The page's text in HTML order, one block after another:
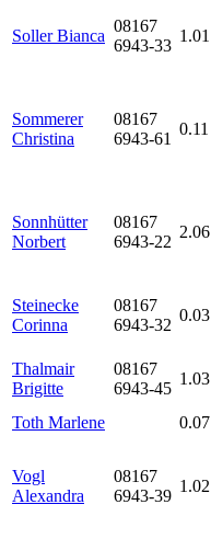
Soller Bianca
08167
6943-33
1.01
Sommerer
Christina
08167
6943-61
0.11
Sonnhütter
Norbert
08167
6943-22
2.06
Steinecke
Corinna
08167
6943-32
0.03
Thalmair
Brigitte
08167
6943-45
1.03
Toth Marlene
0.07
Vogl
Alexandra
08167
6943-39
1.02